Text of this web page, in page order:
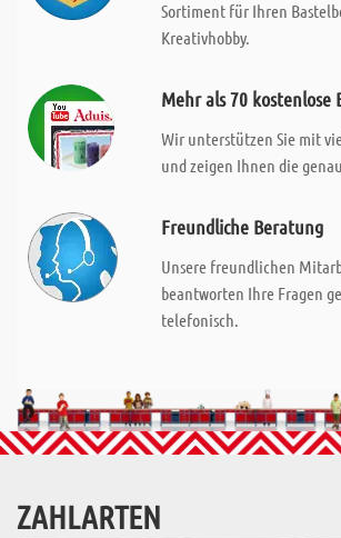
Sortiment für Ihren
Kreativhobby.
Mehr als 70 kostenlose
Wir unterstützen Sie mit
und zeigen Ihnen die
Freundliche Beratung
Unsere freundlichen
beantworten Ihre Fragen
telefonisch.
ZAHLARTEN